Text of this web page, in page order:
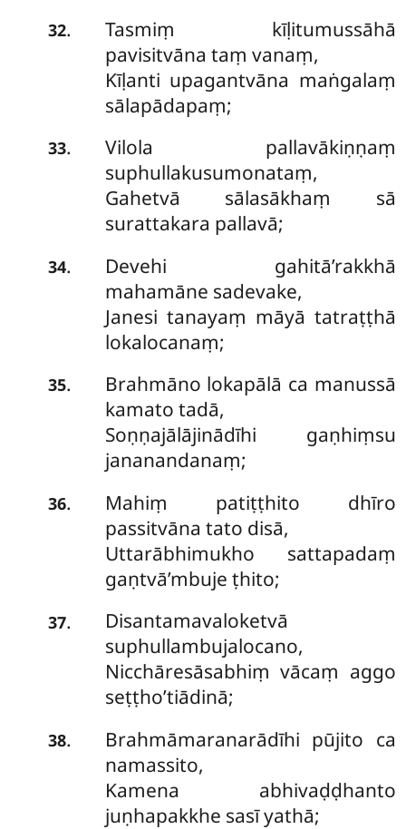
32.
Tasmiṃ kīḷitumussāhā
pavisitvāna taṃ vanaṃ,
Kīḷanti upagantvāna maṅgalaṃ
sālapādapaṃ;
33.
Vilola pallavākiṇṇaṃ
suphullakusumonataṃ,
Gahetvā sālasākhaṃ sā
surattakara pallavā;
34.
Devehi gahitā’rakkhā
mahamāne sadevake,
Janesi tanayaṃ māyā tatraṭṭhā
lokalocanaṃ;
35.
Brahmāno lokapālā ca manussā
kamato tadā,
Soṇṇajālājinādīhi gaṇhiṃsu
jananandanaṃ;
36.
Mahiṃ patiṭṭhito dhīro
passitvāna tato disā,
Uttarābhimukho sattapadaṃ
gaṇtvā’mbuje ṭhito;
37.
Disantamavaloketvā
suphullambujalocano,
Nicchāresāsabhiṃ vācaṃ aggo
seṭṭho’tiādinā;
38.
Brahmāmaranarādīhi pūjito ca
namassito,
Kamena abhivaḍḍhanto
juṇhapakkhe sasī yathā;